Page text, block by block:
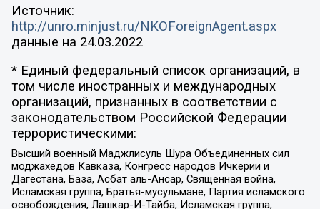
Источник:
http://unro.minjust.ru/NKOForeignAgent.aspx
данные на 24.03.2022
* Единый федеральный список организаций, в
том числе иностранных и международных
организаций, признанных в соответствии с
законодательством Российской Федерации
террористическими:
Высший военный Маджлисуль Шура Объединенных сил
моджахедов Кавказа, Конгресс народов Ичкерии и
Дагестана, База, Асбат аль-Ансар, Священная война,
Исламская группа, Братья-мусульмане, Партия исламского
освобождения, Лашкар-И-Тайба, Исламская группа,